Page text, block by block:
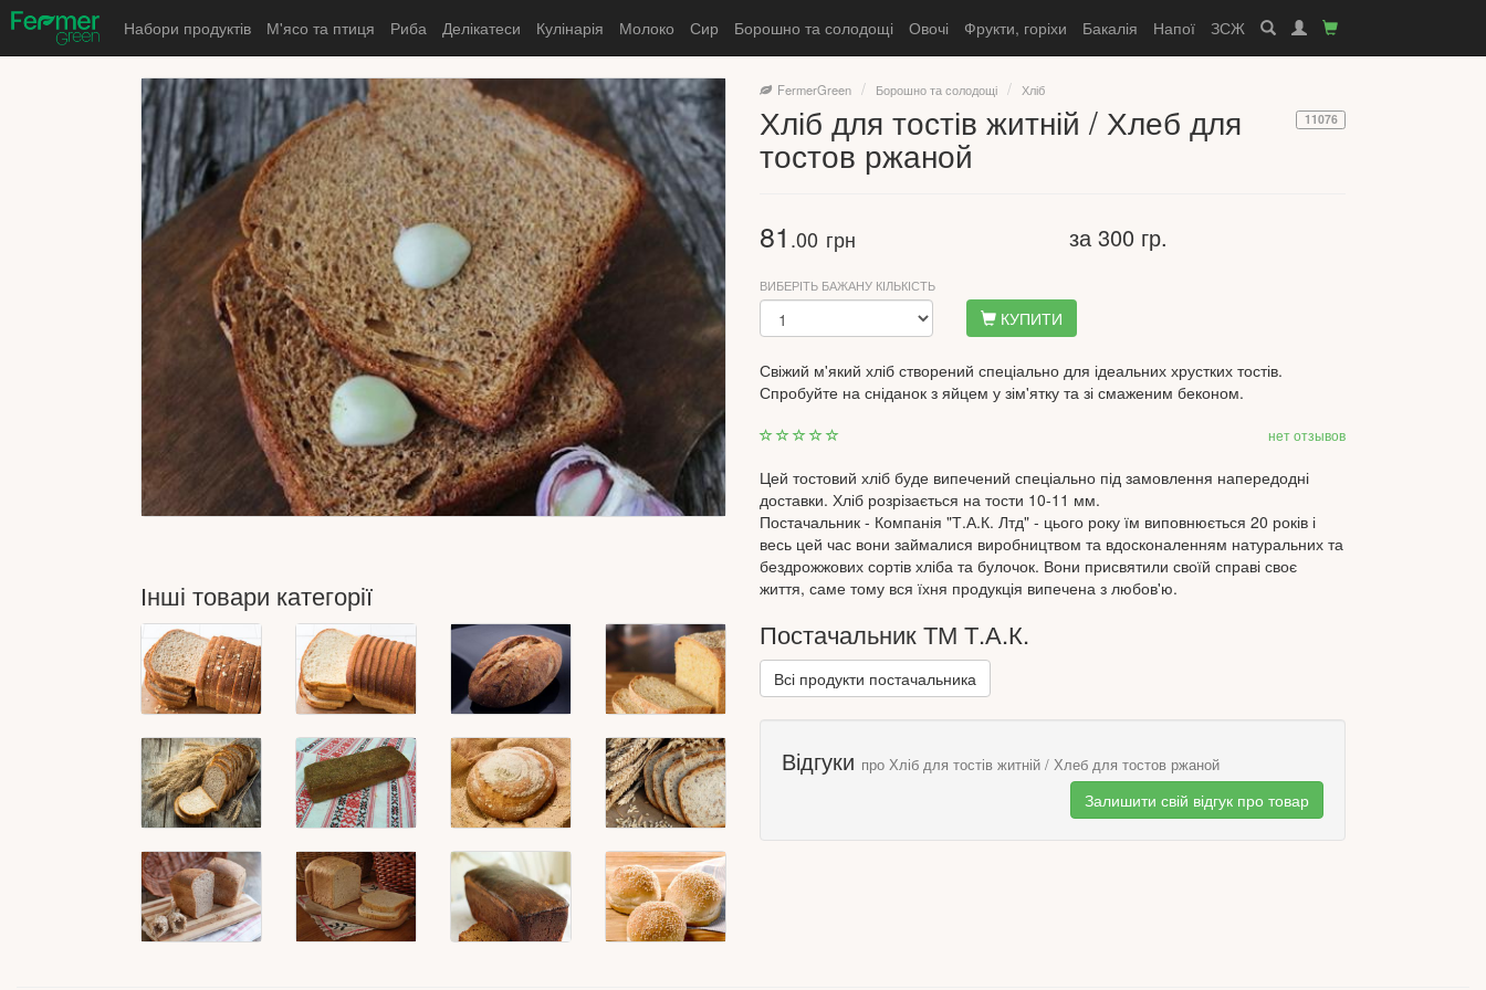
Набори продуктів М'ясо та птиця Риба Делікатеси Кулінарія Молоко Сир Борошно та солодощі Овочі Фрукти, горіхи Бакалія Напої ЗСЖ
Інші товари категорії
FermerGreen Борошно та солодощі Хліб
11076
Хліб для тостів житній / Хлеб для
тостов ржаной
81 .00 грн за 300 гр.
ВИБЕРІТЬ БАЖАНУ КІЛЬКІСТЬ
КУПИТИ
Свіжий м'який хліб створений спеціально для ідеальних хрустких тостів.
Спробуйте на сніданок з яйцем у зім'ятку та зі смаженим беконом.
нет отзывов
Цей тостовий хліб буде випечений спеціально під замовлення напередодні
доставки. Хліб розрізається на тости 10-11 мм.
Постачальник - Компанія "Т.А.К. Лтд" - цього року їм виповнюється 20 років і
весь цей час вони займалися виробництвом та вдосконаленням натуральних та
бездрожжових сортів хліба та булочок. Вони присвятили своїй справі своє
життя, саме тому вся їхня продукція випечена з любов'ю.
Постачальник ТМ Т.А.К.
Всі продукти постачальника
Відгуки про Хліб для тостів житній / Хлеб для тостов ржаной
Залишити свій відгук про товар